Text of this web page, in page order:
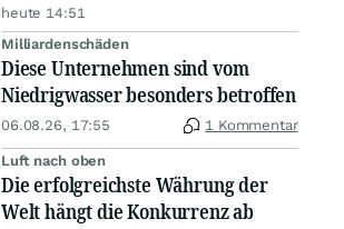
heute 14:51
Milliardenschäden
Diese Unternehmen sind vom
Niedrigwasser besonders betroffen
06.08.26, 17:55 1 Kommentar
Luft nach oben
Die erfolgreichste Währung der
Welt hängt die Konkurrenz ab